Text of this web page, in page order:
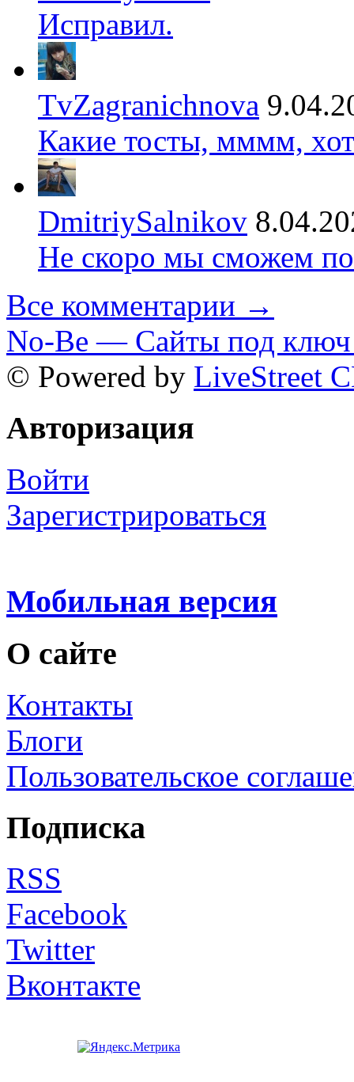
Исправил.
TvZagranichnova
Какие тосты, мммм,
DmitriySalnikov
Не скоро мы сможем
Все комментарии →
No-Be — Сайты под ключ
© Powered by LiveStreet
Авторизация
Войти
Зарегистрироваться
Мобильная версия
О сайте
Контакты
Блоги
Пользовательское
Подписка
RSS
Facebook
Twitter
Вконтакте